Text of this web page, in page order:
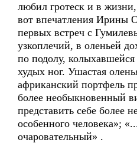
любил гротеск и в
вот впечатления Ирины
первых встреч с
узкоплечий, в оленьей
по подолу,
худых ног. Ушастая
африканский портфель
более необыкновенный
представить себе более
особенного человека»;
очаровательный» .